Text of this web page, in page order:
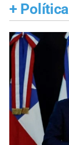
+ Política